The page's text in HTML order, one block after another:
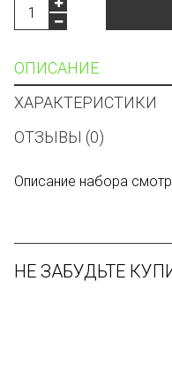
ОПИСАНИЕ
ХАРАКТЕРИСТИКИ
ОТЗЫВЫ (0)
Описание набора
НЕ ЗАБУДЬТЕ